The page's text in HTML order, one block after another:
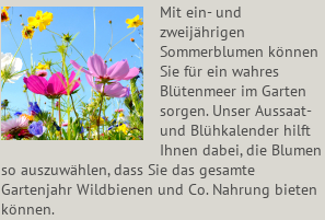
Mit ein- und
zweijährigen
Sommerblumen können
Sie für ein wahres
Blütenmeer im Garten
sorgen. Unser Aussaat-
und Blühkalender hilft
Ihnen dabei, die Blumen
so auszuwählen, dass Sie das gesamte
Gartenjahr Wildbienen und Co. Nahrung bieten
können.